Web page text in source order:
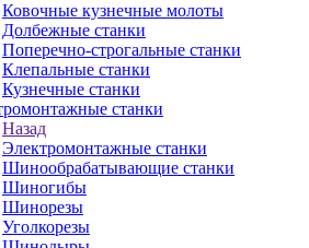
Ковочные кузнечные молоты
Долбежные станки
Поперечно-строгальные станки
Клепальные станки
Кузнечные станки
станки
Назад
Электромонтажные станки
Шинообрабатывающие станки
Шиногибы
Шинорезы
Уголкорезы